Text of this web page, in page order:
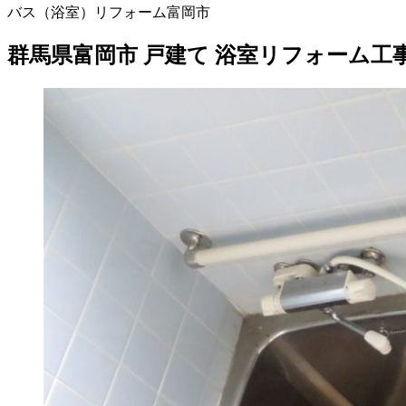
バス（浴室）リフォーム富岡市
群馬県富岡市 戸建て 浴室リフォーム工